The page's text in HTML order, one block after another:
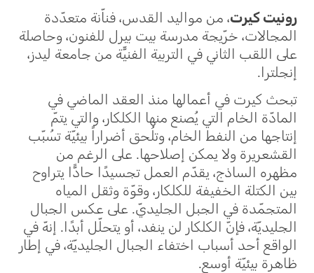
رونيت كيرت، من مواليد القدس، فناّنة متعدّدة
المجالات، خرّيجة مدرسة بيت بيرل للفنون، وحاصلة
على اللقب الثاني في التربية الفنيّّة من جامعة ليدز،
إنجلترا.
تبحث كيرت في أعمالها منذ العقد الماضي في
المادّة الخام التي يُصنع منها الكلكار، والتي يتمّ
إنتاجها من النفط الخام، وتلُحق أضراراً بيئيّة تسُبّب
القشعريرة ولا يمكن إصلاحها. على الرغم من
مظهره الساذج، يقدّم العمل تجسيدًا حادًّا يتراوح
بين الكتلة الخفيفة للكلكار، وقوّة وثقل المياه
المتجمّدة في الجبل الجليديّ. على عكس الجبال
الجليديّة، فإنّ الكلكار لن ينفد، أو يتحلّل أبدًا. إنهّ في
الواقع أحد أسباب اختفاء الجبال الجليديّة، في إطار
ظاهرة بيئيّة أوسع.